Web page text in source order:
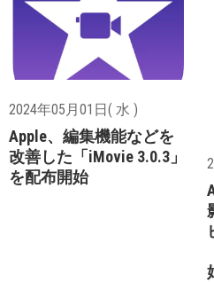
2024年05月01日( 水 )
Apple、編集機能などを
改善した「iMovie 3.0.3」
を配布開始